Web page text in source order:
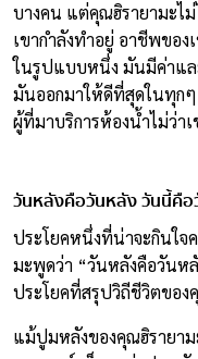
บางคน แต่คุณฮิรายามะไ
เขากำลังทำอยู่ อาชีพขอ
ในรูปแบบหนึ่ง มันมีค่าแล
มันออกมาให้ดีที่สุดในทุก
ผู้ที่มาบริการห้องน้ำไม่ว่า
วันหลังคือวันหลัง วันนี้คื
ประโยคหนึ่งที่น่าจะกินใ
มะพูดว่า “วันหลังคือวันห
ประโยคที่สรุปวิถีชีวิตของ
แม้ปูมหลังของคุณฮิรายา